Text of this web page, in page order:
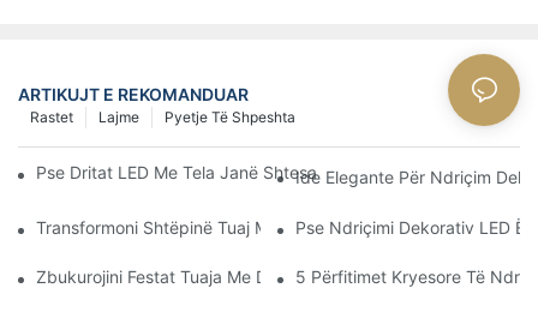
ARTIKUJT E REKOMANDUAR
Pyetje Të Shpeshta
Lajme
Rastet
Pse Dritat LED Me Tela Janë Shtesa Perfekte Për Dekorin Tuaj
Ide Elegante Për Ndriçim
Transformoni Shtëpinë Tuaj Me Drita Mahnitëse Me Motive
Pse Ndriçimi Dekorativ LED
Zbukurojini Festat Tuaja Me Dritat LED Me Motive
5 Përfitimet Kryesore Të